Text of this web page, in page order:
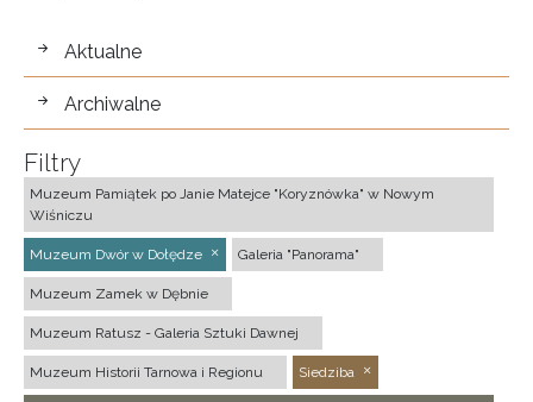
wystawy
Aktualne
Archiwalne
Filtry
Muzeum Pamiątek po Janie Matejce "Koryznówka" w Nowym
Wiśniczu
Muzeum Dwór w Dołędze Galeria "Panorama"
Muzeum Zamek w Dębnie
Muzeum Ratusz - Galeria Sztuki Dawnej
Muzeum Historii Tarnowa i Regionu Siedziba